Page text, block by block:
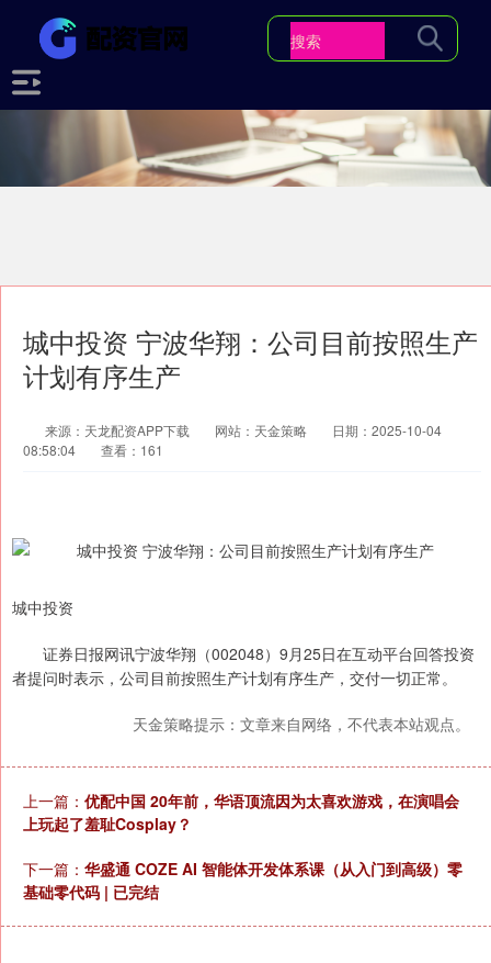
城中投资 宁波华翔：公司目前按照生产
计划有序生产
来源：天龙配资APP下载 网站：天金策略
日期：2025-10-04
08:58:04
查看：161
城中投资
证券日报网讯宁波华翔（002048）9月25日在互动平台回答投资
者提问时表示，公司目前按照生产计划有序生产，交付一切正常。
天金策略提示：文章来自网络，不代表本站观点。
上一篇： 优配中国 20年前，华语顶流因为太喜欢游戏，在演唱会
上玩起了羞耻Cosplay？
下一篇： 华盛通 COZE AI 智能体开发体系课（从入门到高级）零
基础零代码 | 已完结